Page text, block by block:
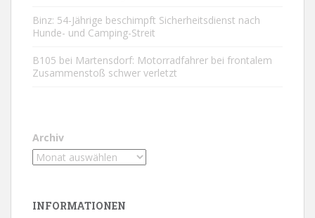
Binz: 54-Jährige beschimpft Sicherheitsdienst nach
Hunde- und Camping-Streit
B105 bei Martensdorf: Motorradfahrer bei frontalem
Zusammenstoß schwer verletzt
Archiv
INFORMATIONEN